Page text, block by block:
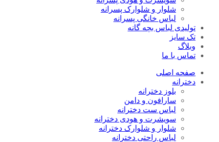
شلوار و شلوارک پسرانه
لباس خانگی پسرانه
تولیدی لباس بچه گانه
تک سایز
وبلاگ
تماس با ما
صفحه اصلی
دخترانه
بلوز دخترانه
سارافون و دامن
لباس ست دخترانه
سویشرت و هودی دخترانه
شلوار و شلوارک دخترانه
لباس راحتی دخترانه